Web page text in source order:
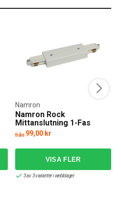
Namron Rock
Mittanslutning 1-Fas
Namron
från 99,00 kr
3 av 3 varianter i webblager